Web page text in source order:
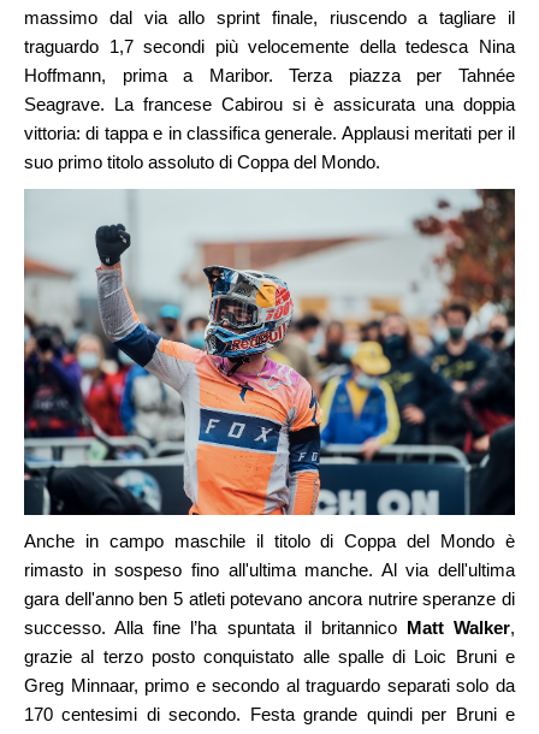
massimo dal via allo sprint finale, riuscendo a tagliare il
traguardo 1,7 secondi più velocemente della tedesca Nina
Hoffmann, prima a Maribor. Terza piazza per Tahnée
Seagrave. La francese Cabirou si è assicurata una doppia
vittoria: di tappa e in classifica generale. Applausi meritati per il
suo primo titolo assoluto di Coppa del Mondo.
Anche in campo maschile il titolo di Coppa del Mondo è
rimasto in sospeso fino all'ultima manche. Al via dell'ultima
gara dell'anno ben 5 atleti potevano ancora nutrire speranze di
successo. Alla fine l’ha spuntata il britannico Matt Walker,
grazie al terzo posto conquistato alle spalle di Loic Bruni e
Greg Minnaar, primo e secondo al traguardo separati solo da
170 centesimi di secondo. Festa grande quindi per Bruni e